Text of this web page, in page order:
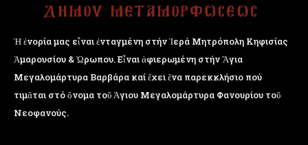
Ἡ ἐνορία μας εἶναι ἐνταγμένη στήν Ἱερά Μητρόπολη Κηφισίας
Ἁμαρουσίου & Ὠρωπου. Εἶναι ἀφιερωμένη στήν Ἅγια
Μεγαλομάρτυρα Βαρβάρα καί ἔχει ἕνα παρεκκλήσιο πού
τιμᾶται στό ὄνομα τοῦ Ἁγιου Μεγαλομάρτυρα Φανουρίου τοῦ
Νεοφανούς.